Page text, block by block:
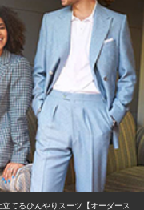
てるひんやりスーツ【オーダース